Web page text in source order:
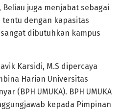
Beliau juga menjabat sebagai
tentu dengan kapasitas
dibutuhkan kampus
Karsidi, M.S dipercaya
Harian Universitas
(BPH UMUKA). BPH UMUKA
kepada Pimpinan